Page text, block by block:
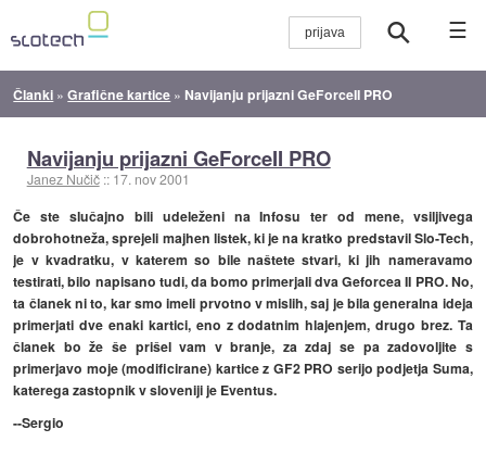
☰
Članki »Grafične kartice » Navijanju prijazni GeForceII PRO
Navijanju prijazni GeForceII PRO
Janez Nučič :: 17. nov 2001
Če ste slučajno bili udeleženi na Infosu ter od mene, vsiljivega
dobrohotneža, sprejeli majhen listek, ki je na kratko predstavil Slo-Tech,
je v kvadratku, v katerem so bile naštete stvari, ki jih nameravamo
testirati, bilo napisano tudi, da bomo primerjali dva Geforcea II PRO. No,
ta članek ni to, kar smo imeli prvotno v mislih, saj je bila generalna ideja
primerjati dve enaki kartici, eno z dodatnim hlajenjem, drugo brez. Ta
članek bo že še prišel vam v branje, za zdaj se pa zadovoljite s
primerjavo moje (modificirane) kartice z GF2 PRO serijo podjetja Suma,
katerega zastopnik v sloveniji je Eventus.
--Sergio